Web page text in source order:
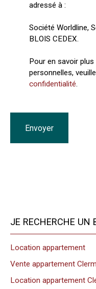
adressé à :
Société Worldline,
BLOIS CEDEX.
Pour en savoir
personnelles,
confidentialité.
Envoyer
JE RECHERCHE UN
Location appartement
Vente appartement
Location appartement